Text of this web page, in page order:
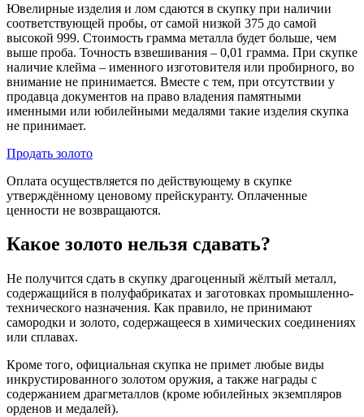
Ювелирные изделия и лом сдаются в скупку при наличии
соответствующей пробы, от самой низкой 375 до самой
высокой 999. Стоимость грамма металла будет больше, чем
выше проба. Точность взвешивания – 0,01 грамма. При скупке
наличие клейма – именного изготовителя или пробирного, во
внимание не принимается. Вместе с тем, при отсутствии у
продавца документов на право владения памятными
именными или юбилейными медалями такие изделия скупка
не принимает.
Продать золото
Оплата осуществляется по действующему в скупке
утверждённому ценовому прейскуранту. Оплаченные
ценности не возвращаются.
Какое золото нельзя сдавать?
Не получится сдать в скупку драгоценный жёлтый металл,
содержащийся в полуфабрикатах и заготовках промышленно-
технического назначения. Как правило, не принимают
самородки и золото, содержащееся в химических соединениях
или сплавах.
Кроме того, официальная скупка не примет любые виды
инкрустированного золотом оружия, а также награды с
содержанием драгметаллов (кроме юбилейных экземпляров
орденов и медалей).